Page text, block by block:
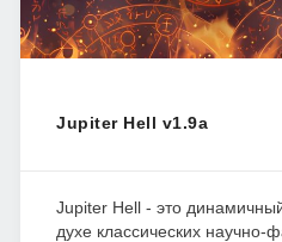
Jupiter Hell v1.9a
Jupiter Hell - это
духе классических научно-